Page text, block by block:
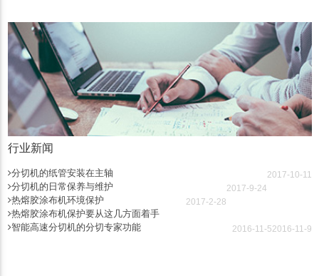
行业新闻
分切机的纸管安装在主轴 2017-10-11
分切机的日常保养与维护 2017-9-24
热熔胶涂布机环境保护 2017-2-28
热熔胶涂布机保护要从这几方面着手
2016-11-9
智能高速分切机的分切专家功能 2016-11-5